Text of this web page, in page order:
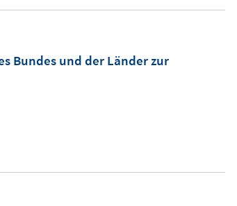
Bundes und der Länder zur